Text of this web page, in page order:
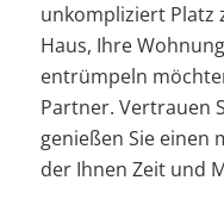
unkompliziert Platz
Haus, Ihre
entrümpeln
Partner. Vertrauen
genießen Sie einen
der Ihnen Zeit und